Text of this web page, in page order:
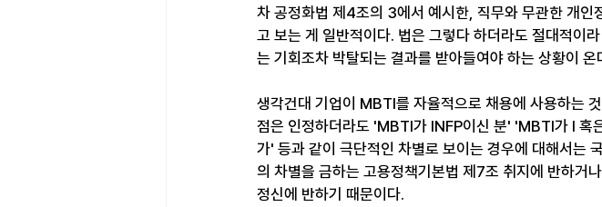
차 공정화법 제4조의 3에서 예시한, 직무와 무관한 개
고 보는 게 일반적이다. 법은 그렇다 하더라도 절대적이
는 기회조차 박탈되는 결과를 받아들여야 하는 상황이
생각건대 기업이 MBTI를 자율적으로 채용에 사용하는
점은 인정하더라도 'MBTI가 INFP이신 분' 'MBTI가 I
가' 등과 같이 극단적인 차별로 보이는 경우에 대해서는
의 차별을 금하는 고용정책기본법 제7조 취지에 반하거
정신에 반하기 때문이다.